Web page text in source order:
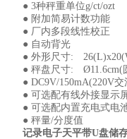
● 3种秤重单位g/ct/ozt
● 附加简易计数功能
● 厂内多段线性校正
● 自动背光
● 外形尺寸:
● 秤盘尺寸: Ø11.6cm(
● DC9V/150mA(220V交
● 可选配有线外接显示
● 可选配内置充电式电
● 秤量/分度值
记录电子天平带U盘储